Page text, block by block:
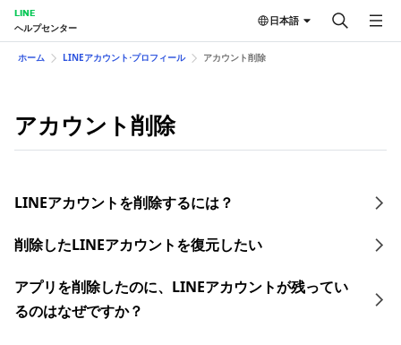
LINE
ヘルプセンター
日本語
ホーム LINEアカウント⋅プロフィール アカウント削除
アカウント削除
LINEアカウントを削除するには？
削除したLINEアカウントを復元したい
アプリを削除したのに、LINEアカウントが残ってい
るのはなぜですか？